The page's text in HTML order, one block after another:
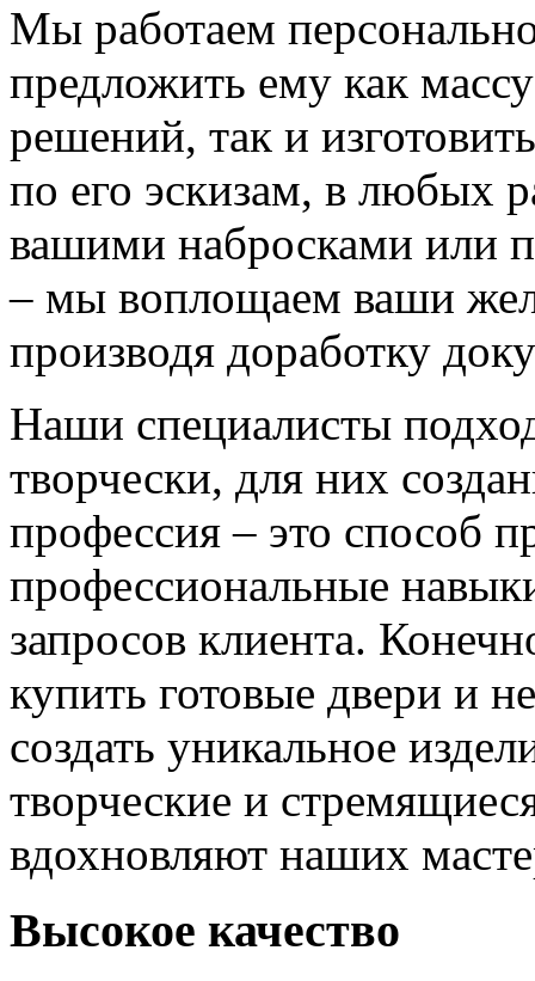
Мы работаем
предложить ему как
решений, так и
по его эскизам, в любых
вашими набросками или
– мы воплощаем ваши
производя доработку
Наши специалисты
творчески, для них
профессия – это способ
профессиональные
запросов клиента.
купить готовые двери и
создать уникальное
творческие и
вдохновляют наших
Высокое качество